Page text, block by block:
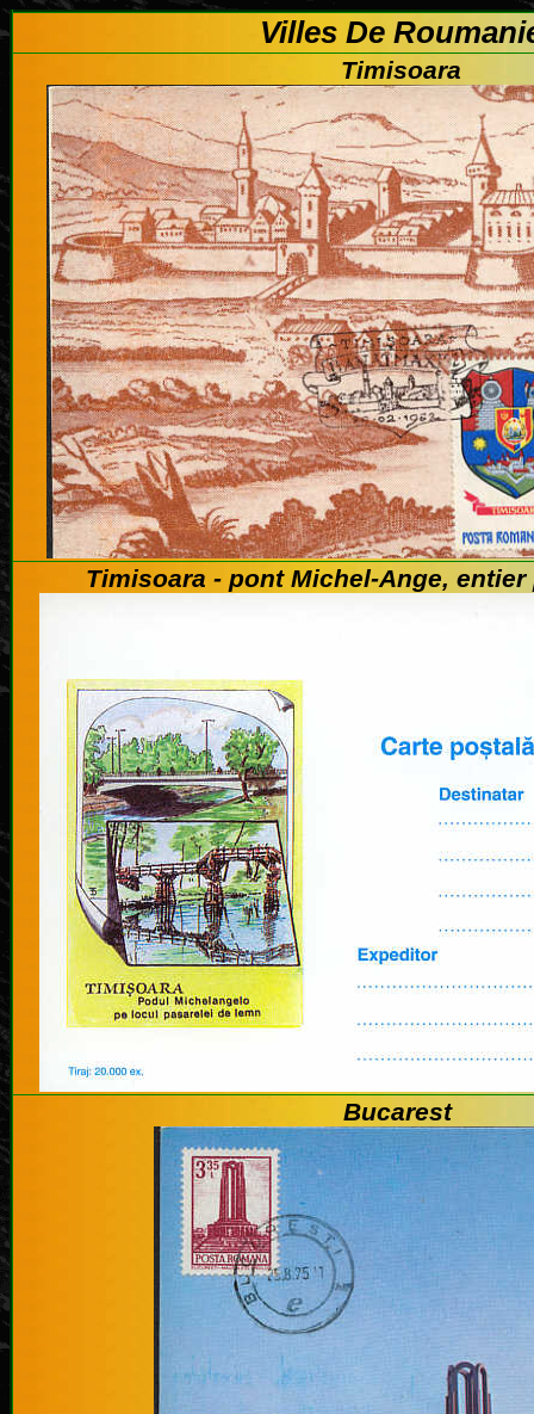
Villes De
Timisoara
Timisoara - pont Michel-Ange, entier
Bucarest